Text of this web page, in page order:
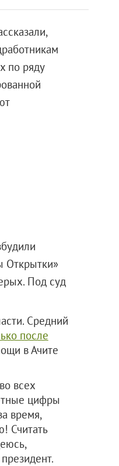
по ряду
Открытки»
Под суд
Средний
после
в Ачите
всех
цифры
время,
Считать